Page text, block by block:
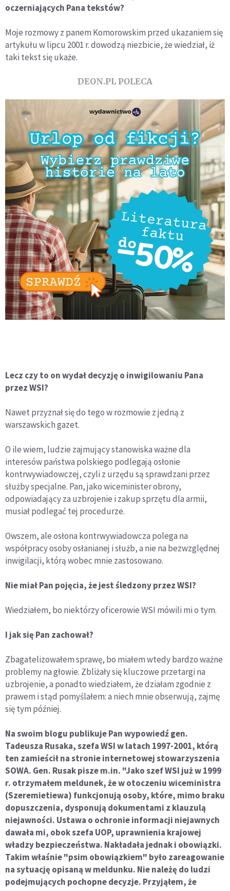
oczerniających Pana tekstów?
Moje rozmowy z panem Komorowskim przed ukazaniem się
artykułu w lipcu 2001 r. dowodzą niezbicie, że wiedział, iż
taki tekst się ukaże.
DEON.PL POLECA
Lecz czy to on wydał decyzję o inwigilowaniu Pana
przez WSI?
Nawet przyznał się do tego w rozmowie z jedną z
warszawskich gazet.
O ile wiem, ludzie zajmujący stanowiska ważne dla
interesów państwa polskiego podlegają osłonie
kontrwywiadowczej, czyli z urzędu są sprawdzani przez
służby specjalne. Pan, jako wiceminister obrony,
odpowiadający za uzbrojenie i zakup sprzętu dla armii,
musiał podlegać tej procedurze.
Owszem, ale osłona kontrwywiadowcza polega na
współpracy osoby osłanianej i służb, a nie na bezwzględnej
inwigilacji, którą wobec mnie zastosowano.
Nie miał Pan pojęcia, że jest śledzony przez WSI?
Wiedziałem, bo niektórzy oficerowie WSI mówili mi o tym.
I jak się Pan zachował?
Zbagatelizowałem sprawę, bo miałem wtedy bardzo ważne
problemy na głowie. Zbliżały się kluczowe przetargi na
uzbrojenie, a ponadto wiedziałem, że działam zgodnie z
prawem i stąd pomyślałem: a niech mnie obserwują, zajmę
się tym później.
Na swoim blogu publikuje Pan wypowiedź gen.
Tadeusza Rusaka, szefa WSI w latach 1997-2001, którą
ten zamieścił na stronie internetowej stowarzyszenia
SOWA. Gen. Rusak pisze m.in. "Jako szef WSI już w 1999
r. otrzymałem meldunek, że w otoczeniu wiceministra
(Szeremietiewa) funkcjonują osoby, które, mimo braku
dopuszczenia, dysponują dokumentami z klauzulą
niejawności. Ustawa o ochronie informacji niejawnych
dawała mi, obok szefa UOP, uprawnienia krajowej
władzy bezpieczeństwa. Nakładała jednak i obowiązki.
Takim właśnie "psim obowiązkiem" było zareagowanie
na sytuację opisaną w meldunku. Nie należę do ludzi
podejmujących pochopne decyzje. Przyjąłem, że